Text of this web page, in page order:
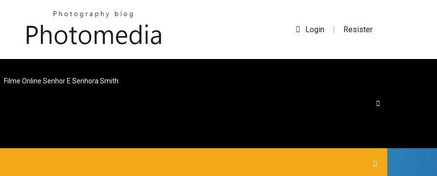
Login | Resister
Filme Online Senhor E Senhora Smith